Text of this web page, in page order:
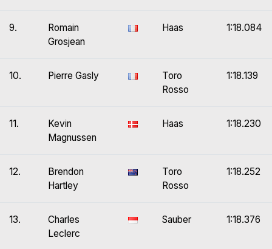
9.
Romain
Grosjean
Haas 1:18.084
10. Pierre Gasly
Toro
Rosso
1:18.139
11.
Kevin
Magnussen
Haas 1:18.230
12.
Brendon
Hartley
Toro
Rosso
1:18.252
13.
Charles
Leclerc
Sauber 1:18.376